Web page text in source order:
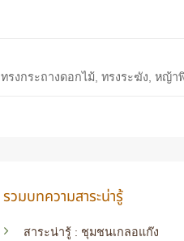
ทรงกระถางดอกไม้, ทรงระฆัง, หญ้
รวมบทความสาระน่ารู้
สาระน่ารู้ : ชุมชนเกลอแก๊ง